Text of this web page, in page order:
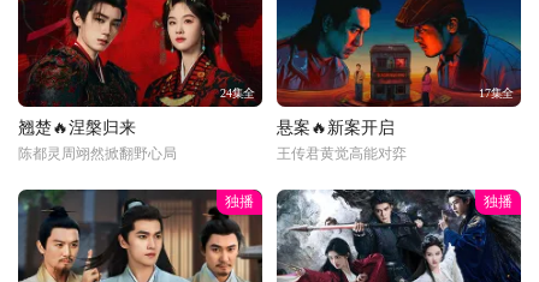
24集全
翘楚🔥涅槃归来
陈都灵周翊然掀翻野心局
17集全
悬案🔥新案开启
王传君黄觉高能对弈
独播 独播